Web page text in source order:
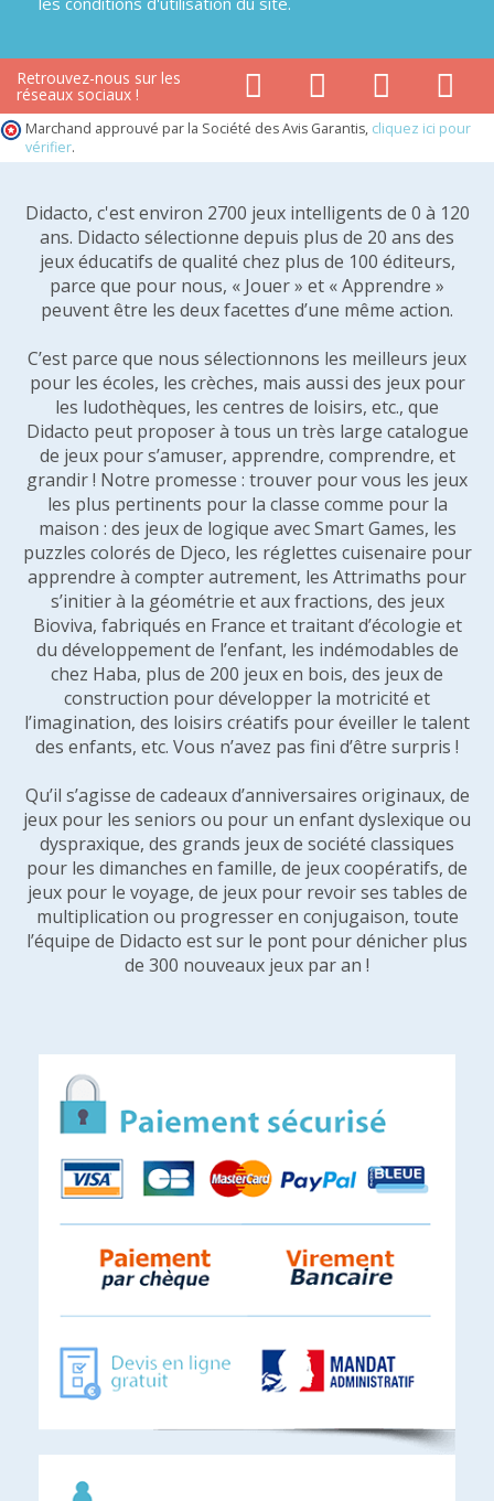
Retrouvez-nous sur les
réseaux sociaux !
Marchand approuvé par la Société des Avis Garantis, cliquez ici pour
vérifier.
Didacto, c'est environ 2700 jeux intelligents de 0 à 120
ans. Didacto sélectionne depuis plus de 20 ans des
jeux éducatifs de qualité chez plus de 100 éditeurs,
parce que pour nous, « Jouer » et « Apprendre »
peuvent être les deux facettes d’une même action.
C’est parce que nous sélectionnons les meilleurs jeux
pour les écoles, les crèches, mais aussi des jeux pour
les ludothèques, les centres de loisirs, etc., que
Didacto peut proposer à tous un très large catalogue
de jeux pour s’amuser, apprendre, comprendre, et
grandir ! Notre promesse : trouver pour vous les jeux
les plus pertinents pour la classe comme pour la
maison : des jeux de logique avec Smart Games, les
puzzles colorés de Djeco, les réglettes cuisenaire pour
apprendre à compter autrement, les Attrimaths pour
s’initier à la géométrie et aux fractions, des jeux
Bioviva, fabriqués en France et traitant d’écologie et
du développement de l’enfant, les indémodables de
chez Haba, plus de 200 jeux en bois, des jeux de
construction pour développer la motricité et
l’imagination, des loisirs créatifs pour éveiller le talent
des enfants, etc. Vous n’avez pas fini d’être surpris !
Qu’il s’agisse de cadeaux d’anniversaires originaux, de
jeux pour les seniors ou pour un enfant dyslexique ou
dyspraxique, des grands jeux de société classiques
pour les dimanches en famille, de jeux coopératifs, de
jeux pour le voyage, de jeux pour revoir ses tables de
multiplication ou progresser en conjugaison, toute
l’équipe de Didacto est sur le pont pour dénicher plus
de 300 nouveaux jeux par an !